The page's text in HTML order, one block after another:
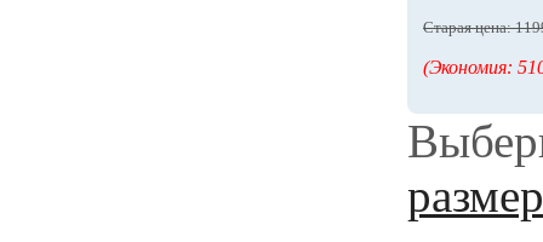
Старая цена:
(Экономия:
размер